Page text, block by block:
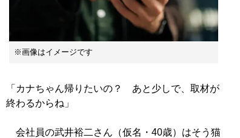
※画像はイメージです
「カナちゃん帰りたいの？ あと少しで、取材が
終わるからね」
会社員の武井裕二さん（仮名・40歳）はそう猫